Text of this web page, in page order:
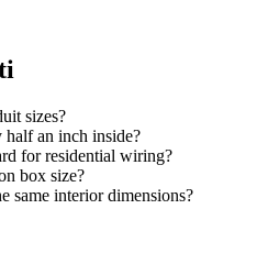
sizes?
an inch inside?
for residential wiring?
box size?
same interior dimensions?